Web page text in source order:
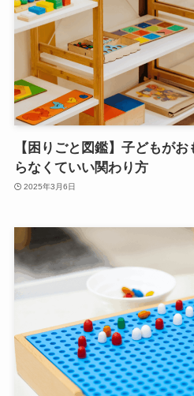
【困りごと図鑑】子どもが
らなくていい関わり方
2025年3月6日